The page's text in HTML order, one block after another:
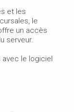
et les
le
un accès
serveur.
le logiciel